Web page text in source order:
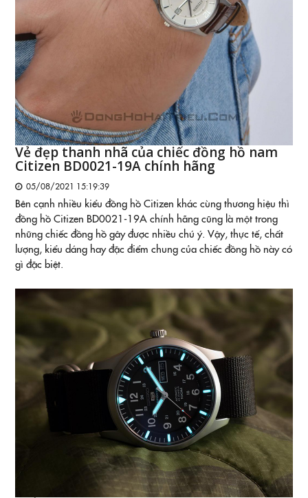
Vẻ đẹp thanh nhã của chiếc đồng hồ nam
Citizen BD0021-19A chính hãng
05/08/2021 15:19:39
Bên cạnh nhiều kiểu đồng hồ Citizen khác cùng thương hiệu thì
đồng hồ Citizen BD0021-19A chính hãng cũng là một trong
những chiếc đồng hồ gây được nhiều chú ý. Vậy, thực tế, chất
lượng, kiểu dáng hay đặc điểm chung của chiếc đồng hồ này có
gì đặc biệt.